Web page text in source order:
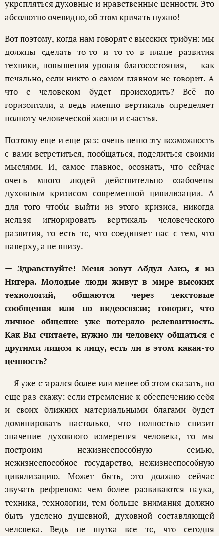
укрепляться духовные и нравственные ценности. Это
абсолютно очевидно, об этом кричать нужно!
Вот поэтому, когда нам говорят с высоких трибун: мы
должны сделать то-то и то-то в плане развития
техники, повышения уровня благосостояния, — как
печально, если никто о самом главном не говорит. А
что с человеком будет происходить? Всё по
горизонтали, а ведь именно вертикаль определяет
полноту человеческой жизни и счастья.
Поэтому еще и еще раз: очень ценю эту возможность
с вами встретиться, пообщаться, поделиться своими
мыслями. И, самое главное, осознать, что сейчас
очень много людей действительно озабочены
духовным кризисом современной цивилизации. А
для того чтобы выйти из этого кризиса, никогда
нельзя игнорировать вертикаль человеческого
развития, то есть то, что соединяет нас с тем, что
наверху, а не внизу.
— Здравствуйте! Меня зовут Абдул Азиз, я из
Нигера. Молодые люди живут в мире высоких
технологий, общаются через текстовые
сообщения или по видеосвязи; говорят, что
личное общение уже потеряло релевантность.
Как Вы считаете, нужно ли человеку общаться с
другими лицом к лицу, есть ли в этом какая-то
ценность?
— Я уже старался более или менее об этом сказать, но
еще раз скажу: если стремление к обеспечению себя
и своих ближних материальными благами будет
доминировать настолько, что полностью снизит
значение духовного измерения человека, то мы
построим нежизнеспособную семью,
нежизнеспособное государство, нежизнеспособную
цивилизацию. Может быть, это должно сейчас
звучать рефреном: чем более развиваются наука,
техника, технологии, тем больше внимания должно
быть уделено душевной, духовной составляющей
человека. Ведь не шутка все то, что сегодня